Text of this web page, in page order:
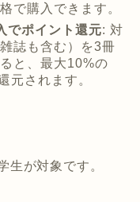
で購入できます。
でポイント還元: 対
誌も含む）を3冊
と、最大10%の
元されます。
生が対象です。